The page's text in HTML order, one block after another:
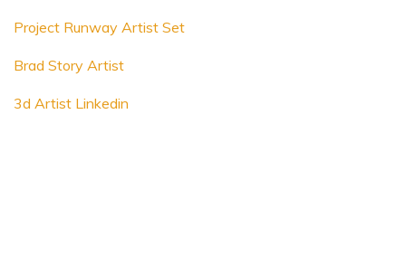
Project Runway Artist Set
Brad Story Artist
3d Artist Linkedin